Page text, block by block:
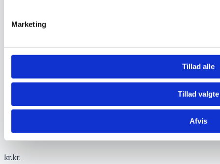
Marketing
Tillad alle
Tillad valgte
Afvis
Handelsbetingelser
Privatlivspolitik
Cookiepolitik
Pris
kr.kr.